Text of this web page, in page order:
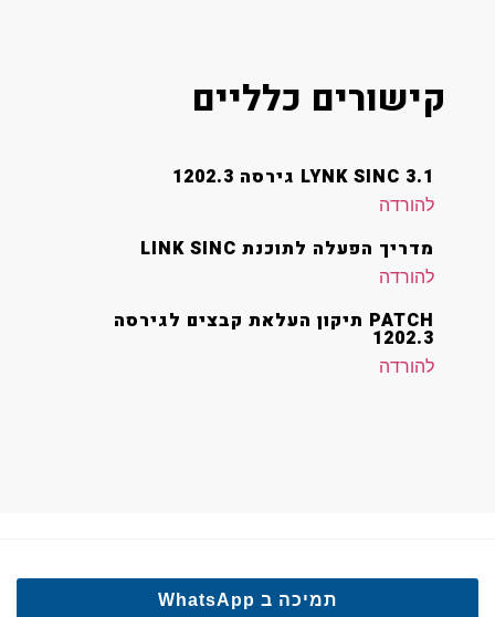
קישורים כלליים
LYNK SINC 3.1 גירסה 1202.3
להורדה
מדריך הפעלה לתוכנת LINK SINC
להורדה
PATCH תיקון העלאת קבצים לגירסה
1202.3
להורדה
תמיכה ב WhatsApp